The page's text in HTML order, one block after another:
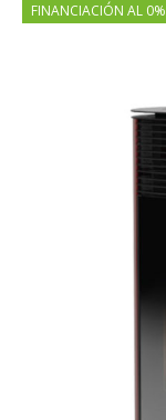
FINANCIACIÓN AL 0%